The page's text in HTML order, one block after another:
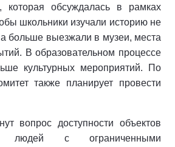
обсуждалась в рамках
школьники изучали историю не
а больше выезжали в музеи, места
В образовательном процессе
культурных мероприятий. По
также планирует провести
вопрос доступности объектов
людей с ограниченными